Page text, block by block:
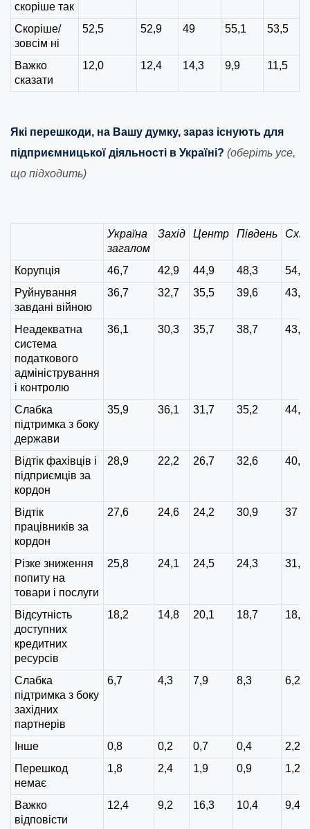
скоріше так
Скоріше/
зовcім ні
52,5 52,9 49 55,1 53,5
Важко
сказати
12,0 12,4 14,3 9,9 11,5
Які перешкоди, на Вашу думку, зараз існують для
підприємницької діяльності в Україні? (оберіть усе,
що підходить)
Україна
загалом
Захід Центр Південь Схід
Корупція 46,7 42,9 44,9 48,3
54,8
Руйнування
завдані війною
36,7 32,7 35,5 39,6 43,2
Неадекватна
система
податкового
адміністрування
і контролю
36,1 30,3 35,7 38,7 43,2
Слабка
підтримка з боку
держави
35,9 36,1 31,7 35,2 44,7
Відтік фахівців і
підприємців за
кордон
28,9 22,2 26,7 32,6 40,2
Відтік
працівників за
кордон
27,6 24,6 24,2 30,9 37
Різке зниження
попиту на
товари і послуги
25,8 24,1 24,5 24,3 31,8
Відсутність
доступних
кредитних
ресурсів
18,2 14,8 20,1 18,7 18,1
Слабка
підтримка з боку
західних
партнерів
6,7 4,3 7,9 8,3 6,2
Інше 0,8 0,2 0,7 0,4
2,2
Перешкод
немає
1,8 2,4 1,9 0,9 1,2
Важко
відповісти
12,4 9,2 16,3 10,4 9,4